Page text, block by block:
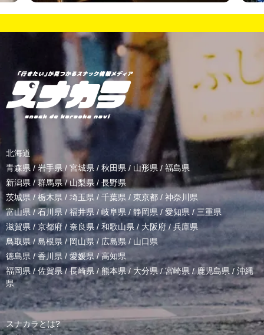
北海道
青森県 / 岩手県/ 宮城県 / 秋田県 / 山形県/ 福島県
新潟県 /群馬県/山梨県 / 長野県
茨城県 / 栃木県 / 埼玉県 / 千葉県 / 東京都 / 神奈川県
富山県 /石川県/福井県/岐阜県 / 静岡県 / 愛知県 / 三重県
滋賀県 / 京都府 / 奈良県 / 和歌山県/ 大阪府 /兵庫県
鳥取県/ 島根県 /岡山県/ 広島県 / 山口県
徳島県 /香川県 / 愛媛県/高知県
福岡県/佐賀県/長崎県 /熊本県/ 大分県/宮崎県 /鹿児島県 / 沖縄
県
スナカラとは?